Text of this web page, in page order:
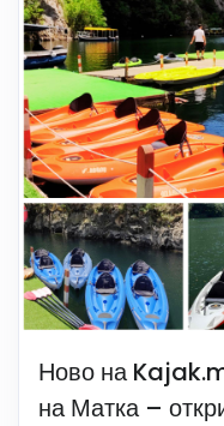
Ново на
на Матка –